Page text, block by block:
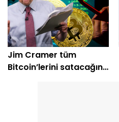
Jim Cramer tüm
Bitcoin’lerini satacağını